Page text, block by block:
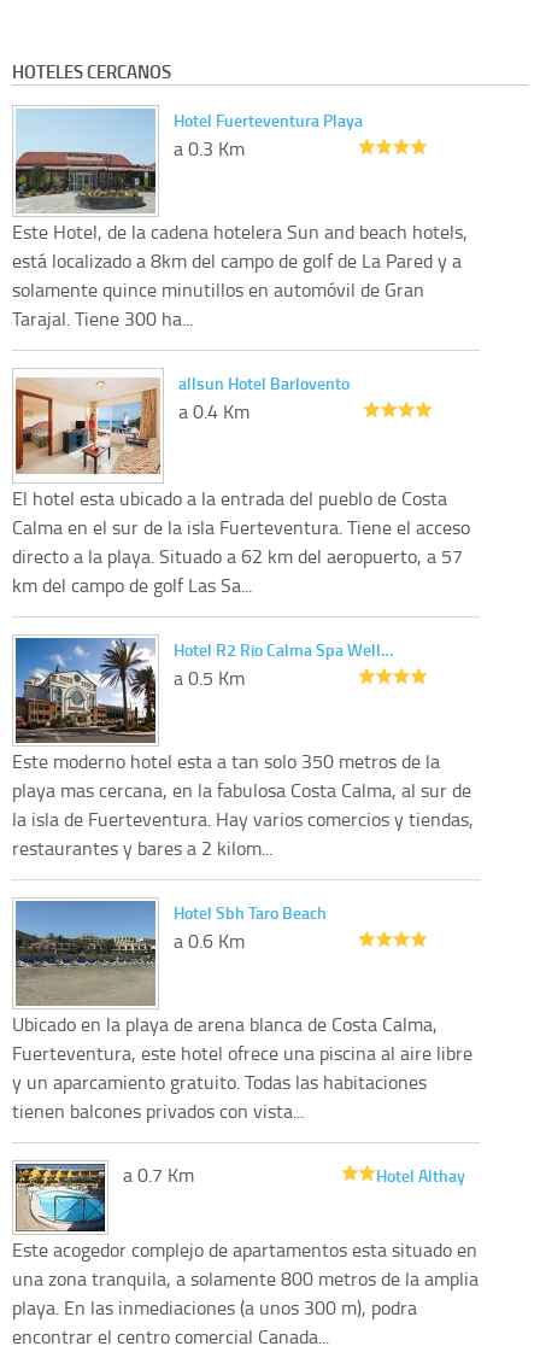
HOTELES CERCANOS
Hotel Fuerteventura Playa
a 0.3 Km
Este Hotel, de la cadena hotelera Sun and beach hotels,
está localizado a 8km del campo de golf de La Pared y a
solamente quince minutillos en automóvil de Gran
Tarajal. Tiene 300 ha...
allsun Hotel Barlovento
a 0.4 Km
El hotel esta ubicado a la entrada del pueblo de Costa
Calma en el sur de la isla Fuerteventura. Tiene el acceso
directo a la playa. Situado a 62 km del aeropuerto, a 57
km del campo de golf Las Sa...
Hotel R2 Rio Calma Spa Well…
a 0.5 Km
Este moderno hotel esta a tan solo 350 metros de la
playa mas cercana, en la fabulosa Costa Calma, al sur de
la isla de Fuerteventura. Hay varios comercios y tiendas,
restaurantes y bares a 2 kilom...
Hotel Sbh Taro Beach
a 0.6 Km
Ubicado en la playa de arena blanca de Costa Calma,
Fuerteventura, este hotel ofrece una piscina al aire libre
y un aparcamiento gratuito. Todas las habitaciones
tienen balcones privados con vista...
Hotel Althay
a 0.7 Km
Este acogedor complejo de apartamentos esta situado en
una zona tranquila, a solamente 800 metros de la amplia
playa. En las inmediaciones (a unos 300 m), podra
encontrar el centro comercial Canada...